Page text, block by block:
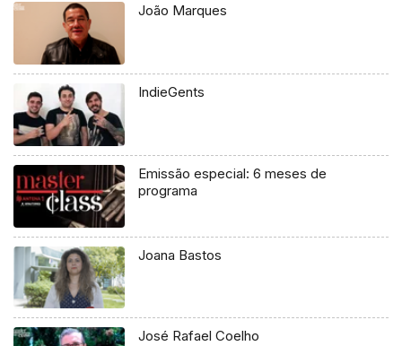
João Marques
IndieGents
Emissão especial: 6 meses de
programa
Joana Bastos
José Rafael Coelho